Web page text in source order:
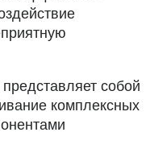
собой
комплексных